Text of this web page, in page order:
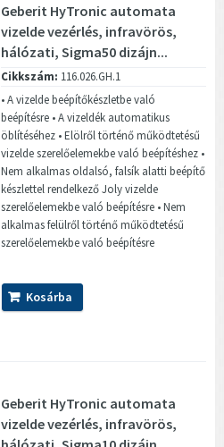
Geberit HyTronic automata
vizelde vezérlés, infravörös,
hálózati, Sigma50 dizájn...
Cikkszám: 116.026.GH.1
• A vizelde beépítőkészletbe való
beépítésre • A vizeldék automatikus
öblítéséhez • Elölről történő működtetésű
vizelde szerelőelemekbe való beépítéshez •
Nem alkalmas oldalsó, falsík alatti beépítő
készlettel rendelkező Joly vizelde
szerelőelemekbe való beépítésre • Nem
alkalmas felülről történő működtetésű
szerelőelemekbe való beépítésre
Kosárba
Geberit HyTronic automata
vizelde vezérlés, infravörös,